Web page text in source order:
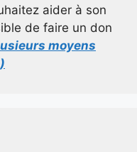
aider à son
de faire un don
moyens